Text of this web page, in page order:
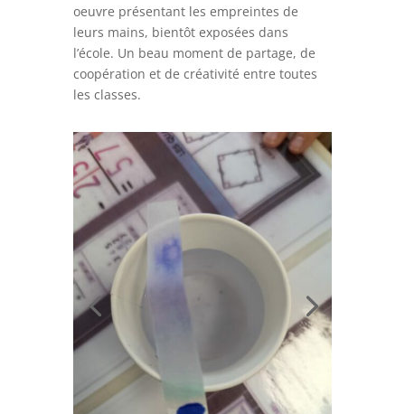
oeuvre présentant les empreintes de
leurs mains, bientôt exposées dans
l’école. Un beau moment de partage, de
coopération et de créativité entre toutes
les classes.